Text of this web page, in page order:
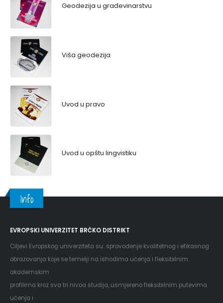
Geodezija u građevinarstvu
Viša geodezija
Uvod u pravo
Uvod u opštu lingvistiku
Info
EVROPSKI UNIVERZITET BRČKO DISTRIKT
Ciljevi Evropskog univerziteta su: sprovođenje kvalitetnog i efikasnog
obrazovanja koje se temelji na ishodima učenja i fleksibilnim
akademskim
profilima kroz sva tri nivoa studija, usmjereno fleksibilnim putevima
učenja i